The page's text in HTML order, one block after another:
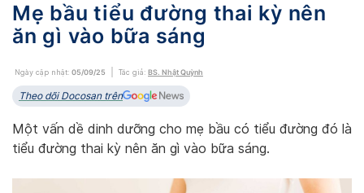
Mẹ bầu tiểu đường thai kỳ nên
ăn gì vào bữa sáng
Ngày cập nhật: 05/09/25 Tác giả: BS. Nhật Quỳnh
Theo dõi Docosan trên
Một vấn dề dinh dưỡng cho mẹ bầu có tiểu đường đó là
tiểu đường thai kỳ nên ăn gì vào bữa sáng.